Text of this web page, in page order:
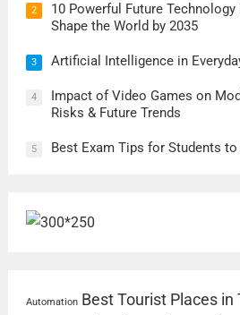
2
10 Powerful Future Technology
Shape the World by 2035
3 Artificial Intelligence in
4
Impact of Video Games on
Risks & Future Trends
5 Best Exam Tips for Students
Automation Best Tourist Places in